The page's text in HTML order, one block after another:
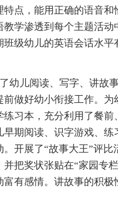
特点，能用正确的语音和
教学渗透到每个主题活动
班级幼儿的英语会话水平
儿阅读、写字、讲故
前做好幼小衔接工作。为
练习本，充分利用了餐前
早期阅读、识字游戏、练
开展了“故事大王”评比
把奖状张贴在“家园专
富有感情。讲故事的积极